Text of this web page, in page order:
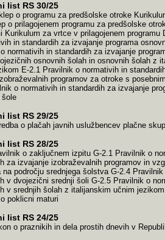
list RS 30/25
o programu za predšolske otroke
o prilagojenem programu za predšolske
Kurikulum za vrtce v prilagojenem programu
in standardih za izvajanje programa
normativih in standardih za izvajanje
osnovnih šolah in osnovnih šolah z
E-2.1 Pravilnik o normativih in
programov za otroke s
o normativih in standardih za izvajanje
šole
list RS 29/25
o plačah javnih uslužbencev plačne
list RS 28/25
o zaključnem izpitu G-2.1 Pravilnik o
za izvajanje izobraževalnih programov in
na področju srednjega šolstva G-2.4
v dvojezični srednji šoli G-2.5 Pravilnik o
v srednjih šolah z italijanskim učnim
poklicni maturi
list RS 24/25
o praznikih in dela prostih dnevih v